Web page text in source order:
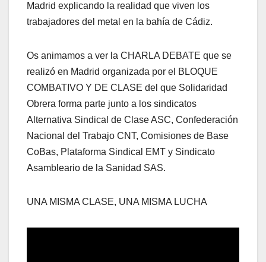
Madrid explicando la realidad que viven los
trabajadores del metal en la bahía de Cádiz.
Os animamos a ver la CHARLA DEBATE que se
realizó en Madrid organizada por el BLOQUE
COMBATIVO Y DE CLASE del que Solidaridad
Obrera forma parte junto a los sindicatos
Alternativa Sindical de Clase ASC, Confederación
Nacional del Trabajo CNT, Comisiones de Base
CoBas, Plataforma Sindical EMT y Sindicato
Asambleario de la Sanidad SAS.
UNA MISMA CLASE, UNA MISMA LUCHA